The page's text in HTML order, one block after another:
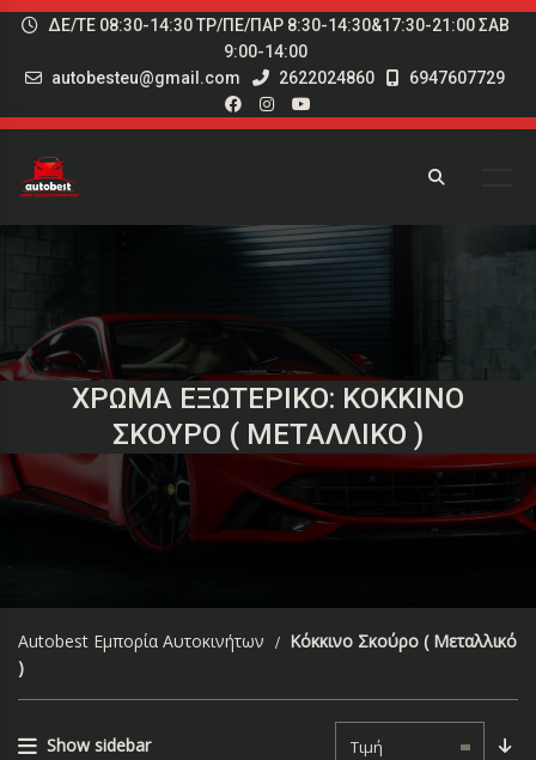
ΔΕ/ΤΕ 08:30-14:30 ΤΡ/ΠΕ/ΠΑΡ 8:30-14:30&17:30-21:00 ΣΑΒ
9:00-14:00
autobesteu@gmail.com
2622024860 6947607729
ΧΡΏΜΑ ΕΞΩΤΕΡΙΚΌ: ΚΌΚΚΙΝΟ
ΣΚΟΎΡΟ ( ΜΕΤΑΛΛΙΚΌ )
Autobest Εμπορία Αυτοκινήτων
Κόκκινο Σκούρο ( Μεταλλικό
)
Show sidebar Τιμή